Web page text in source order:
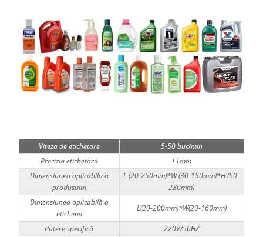
Viteza de etichetare
5-50 buc/min
Precizia etichetării
±1mm
Dimensiunea aplicabila a
produsului
L (20-250mm)*W (30-150mm)*H (60-
280mm)
Dimensiunea aplicabilă a
etichetei
L(20-200mm)*W(20-160mm)
Putere specifică
220V/50HZ